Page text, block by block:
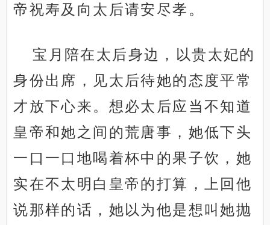
帝祝寿及向太后请安尽孝。
宝月陪在太后身边，以贵太妃的
身份出席，见太后待她的态度平常
才放下心来。想必太后应当不知道
皇帝和她之间的荒唐事，她低下头
一口一口地喝着杯中的果子饮，她
实在不太明白皇帝的打算，上回他
说那样的话，她以为他是想叫她抛